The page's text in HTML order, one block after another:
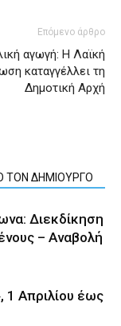
Επόμενο άρθρο
αγωγή: Η Λαϊκή
καταγγέλλει τη
Δημοτική Αρχή
ΤΟΝ ΔΗΜΙΟΥΡΓΟ
Διεκδίκηση
– Αναβολή
1 Απριλίου έως